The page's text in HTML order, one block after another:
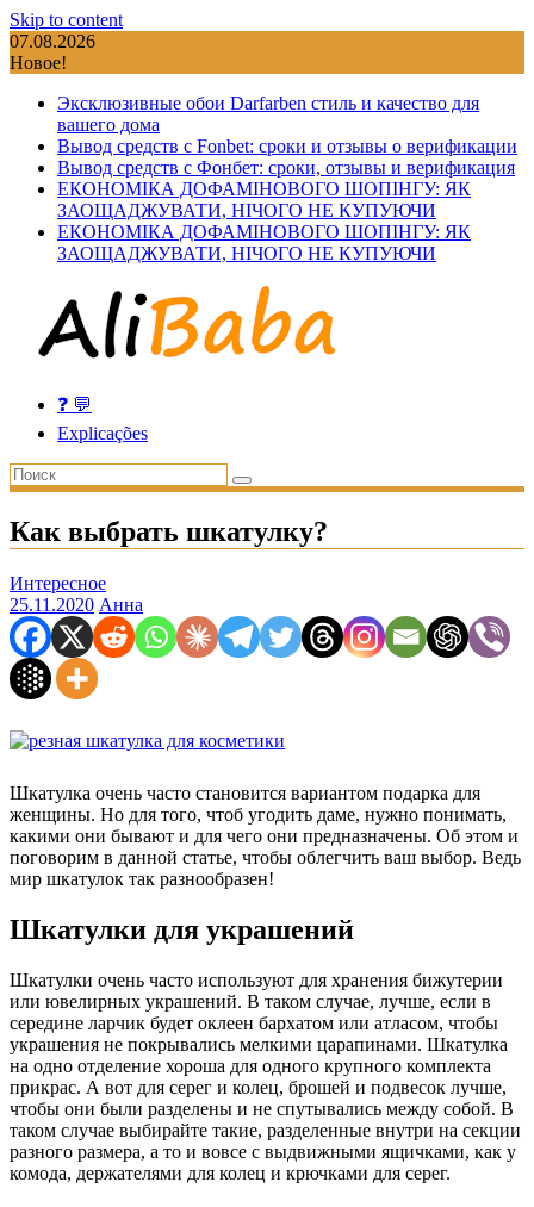
Skip to content
07.08.2026
Новое!
Эксклюзивные обои Darfarben стиль и качество для
вашего дома
Вывод средств с Fonbet: сроки и отзывы о верификации
Вывод средств с Фонбет: сроки, отзывы и верификация
ЕКОНОМІКА ДОФАМІНОВОГО ШОПІНГУ: ЯК
ЗАОЩАДЖУВАТИ, НІЧОГО НЕ КУПУЮЧИ
ЕКОНОМІКА ДОФАМІНОВОГО ШОПІНГУ: ЯК
ЗАОЩАДЖУВАТИ, НІЧОГО НЕ КУПУЮЧИ
❓ 💬
Explicações
Как выбрать шкатулку?
Интересное
25.11.2020 Анна
Шкатулка очень часто становится вариантом подарка для
женщины. Но для того, чтоб угодить даме, нужно понимать,
какими они бывают и для чего они предназначены. Об этом и
поговорим в данной статье, чтобы облегчить ваш выбор. Ведь
мир шкатулок так разнообразен!
Шкатулки для украшений
Шкатулки очень часто используют для хранения бижутерии
или ювелирных украшений. В таком случае, лучше, если в
середине ларчик будет оклеен бархатом или атласом, чтобы
украшения не покрывались мелкими царапинами. Шкатулка
на одно отделение хороша для одного крупного комплекта
прикрас. А вот для серег и колец, брошей и подвесок лучше,
чтобы они были разделены и не спутывались между собой. В
таком случае выбирайте такие, разделенные внутри на секции
разного размера, а то и вовсе с выдвижными ящичками, как у
комода, держателями для колец и крючками для серег.